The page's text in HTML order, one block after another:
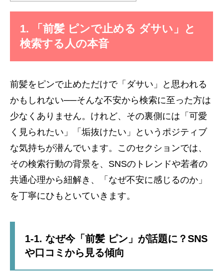
1. 「前髪 ピンで止める ダサい」と
検索する人の本音
前髪をピンで止めただけで「ダサい」と思われる
かもしれない──そんな不安から検索に至った方は
少なくありません。けれど、その裏側には「可愛
く見られたい」「垢抜けたい」というポジティブ
な気持ちが潜んでいます。このセクションでは、
その検索行動の背景を、SNSのトレンドや若者の
共通心理から紐解き、「なぜ不安に感じるのか」
を丁寧にひもといていきます。
1-1. なぜ今「前髪 ピン」が話題に？SNS
や口コミから見る傾向